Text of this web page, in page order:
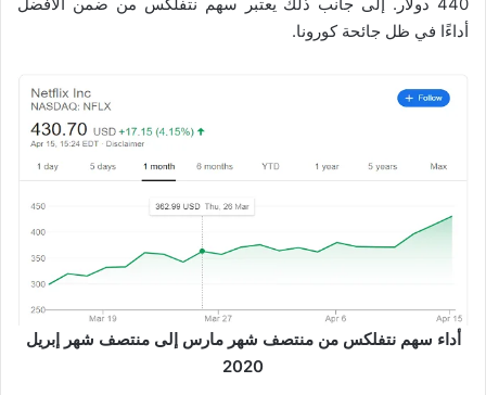
أداءًا في ظل جائحة كورونا.
أداء سهم نتفلكس من منتصف شهر مارس إلى منتصف شهر إبريل
2020